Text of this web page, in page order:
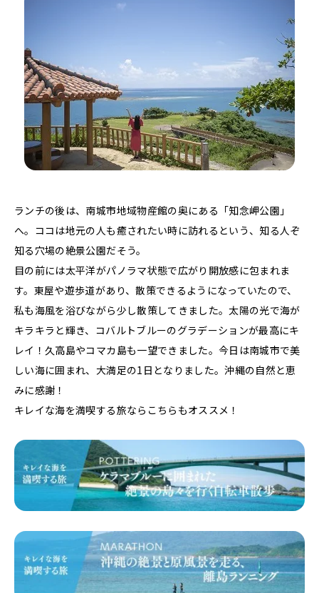
ランチの後は、南城市地域物産館の奥にある「知念岬公園」
へ。ココは地元の人も癒されたい時に訪れるという、知る人ぞ
知る穴場の絶景公園だそう。
目の前には太平洋がパノラマ状態で広がり開放感に包まれま
す。東屋や遊歩道があり、散策できるようになっていたので、
私も海風を浴びながら少し散策してきました。太陽の光で海が
キラキラと輝き、コバルトブルーのグラデーションが最高にキ
レイ！久高島やコマカ島も一望できました。今日は南城市で美
しい海に囲まれ、大満足の1日となりました。沖縄の自然と恵
みに感謝！
キレイな海を満喫する旅ならこちらもオススメ！